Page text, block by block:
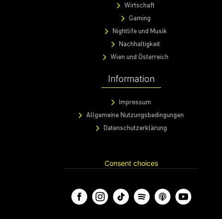
Wirtschaft
Gaming
Nightlife und Musik
Nachhaltigkeit
Wien und Österreich
Information
Impressum
Allgemeine Nutzungsbedingungen
Datenschutzerklärung
Consent choices